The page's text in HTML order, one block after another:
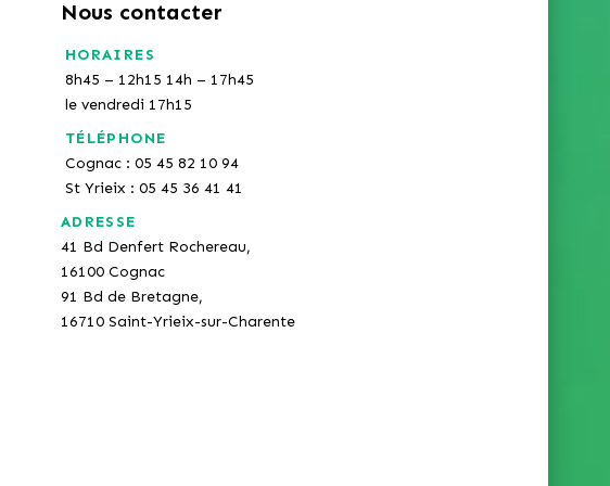
Nous contacter
HORAIRES
8h45 – 12h15 14h – 17h45
le vendredi 17h15
TÉLÉPHONE
Cognac : 05 45 82 10 94
St Yrieix : 05 45 36 41 41
ADRESSE
41 Bd Denfert Rochereau,
16100 Cognac
91 Bd de Bretagne,
16710 Saint-Yrieix-sur-Charente